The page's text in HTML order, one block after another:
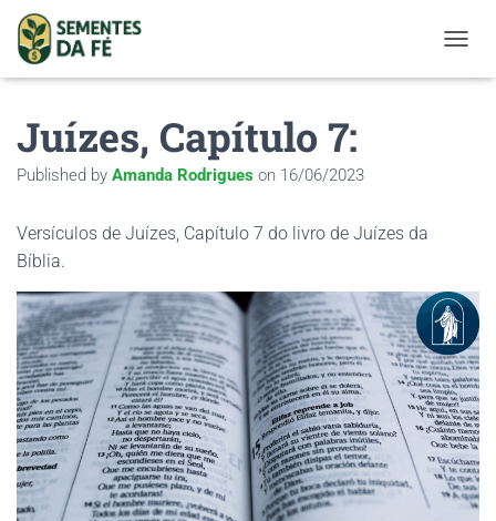
Juízes, Capítulo 7:
Published by Amanda Rodrigues on 16/06/2023
Versículos de Juízes, Capítulo 7 do livro de Juízes da
Bíblia.